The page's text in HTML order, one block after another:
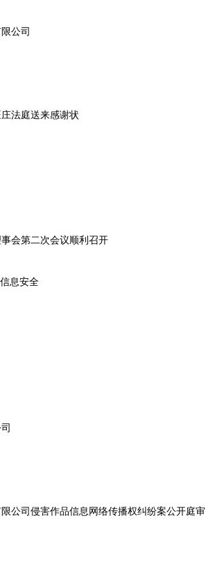
公司
法庭送来感谢状
会第二次会议顺利召开
息安全
公司侵害作品信息网络传播权纠纷案公开庭审